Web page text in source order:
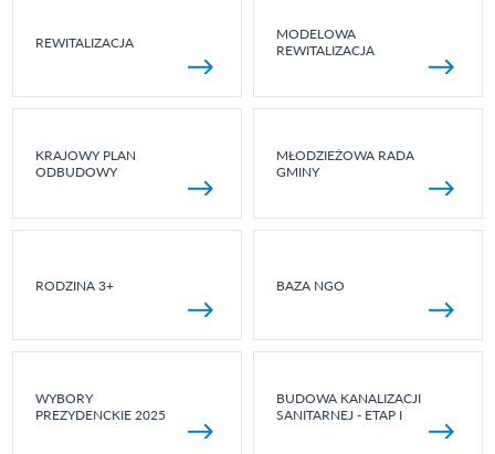
REWITALIZACJA
MODELOWA
REWITALIZACJA
KRAJOWY PLAN
ODBUDOWY
MŁODZIEŻOWA RADA
GMINY
RODZINA 3+ BAZA NGO
WYBORY
PREZYDENCKIE 2025
BUDOWA KANALIZACJI
SANITARNEJ - ETAP I